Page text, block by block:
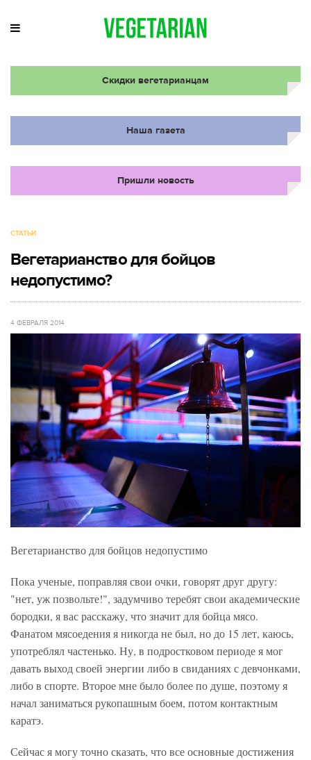
Скидки вегетарианцам
Наша газета
Пришли новость
СТАТЬИ
Вегетарианство для бойцов
недопустимо?
4 ФЕВРАЛЯ 2014
Вегетарианство для бойцов недопустимо
Пока ученые, поправляя свои очки, говорят друг другу:
"нет, уж позвольте!", задумчиво теребят свои академические
бородки, я вас расскажу, что значит для бойца мясо.
Фанатом мясоедения я никогда не был, но до 15 лет, каюсь,
употреблял частенько. Ну, в подростковом периоде я мог
давать выход своей энергии либо в свиданиях с девчонками,
либо в спорте. Второе мне было более по душе, поэтому я
начал заниматься рукопашным боем, потом контактным
каратэ.
Сейчас я могу точно сказать, что все основные достижения